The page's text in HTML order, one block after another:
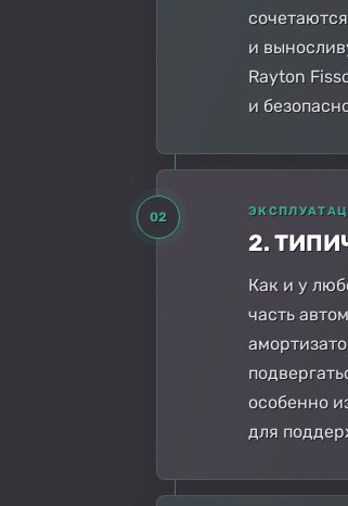
и
Rayton
и
02
2.
Как и у
часть
особенно
для